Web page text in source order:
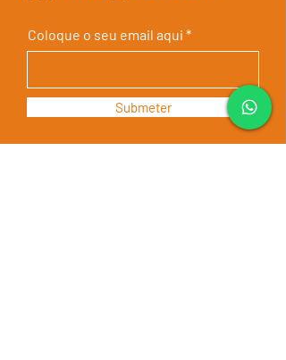
Coloque o seu email aqui
Submeter